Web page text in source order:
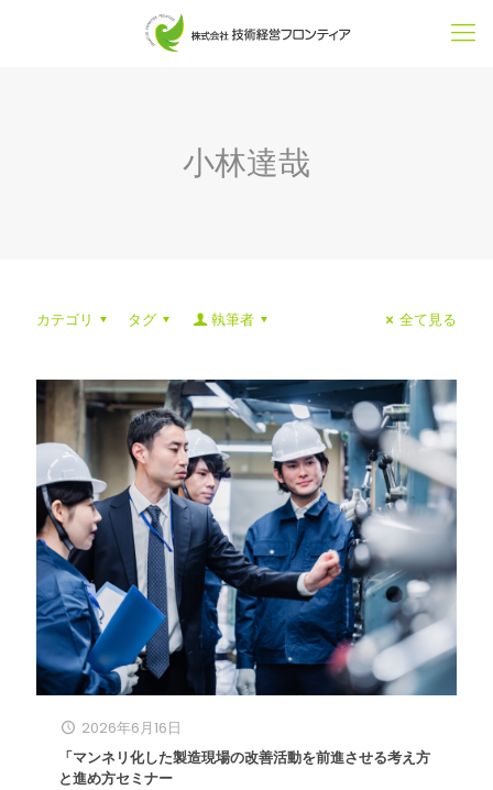
小林達哉
カテゴリ タグ 執筆者 全て見る
2026年6月16日
「マンネリ化した製造現場の改善活動を前進させる考え方
と進め方セミナー